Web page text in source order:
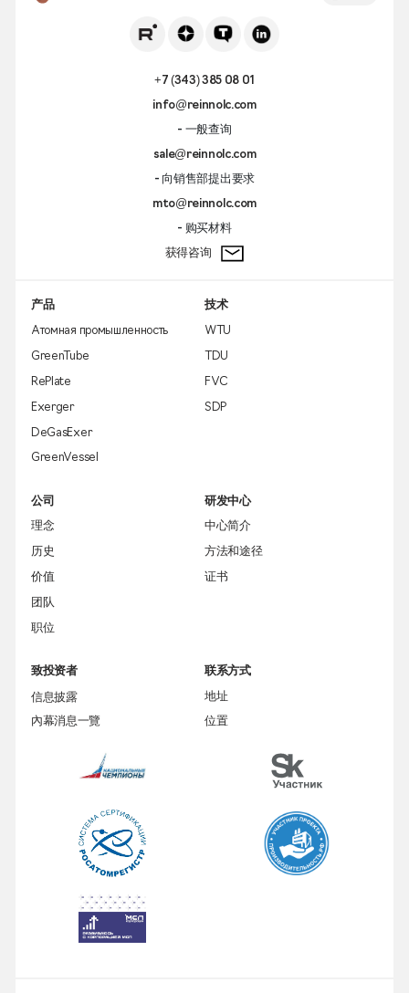
+7 (343) 385 08 01
info@reinnolc.com
- 一般查询
sale@reinnolc.com
- 向销售部提出要求
mto@reinnolc.com
- 购买材料
获得咨询
产品
Атомная промышленность
GreenTube
RePlate
Exerger
DeGasExer
GreenVessel
技术
WTU
TDU
FVC
SDP
公司
理念
历史
价值
团队
职位
研发中心
中心简介
方法和途径
证书
致投资者
信息披露
內幕消息一覽
联系方式
地址
位置